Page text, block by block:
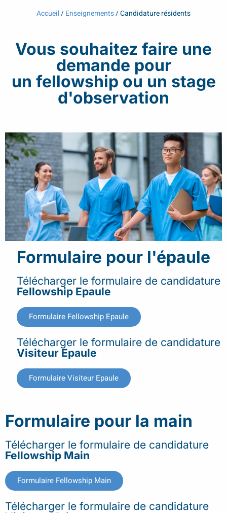
Accueil/Enseignements/Candidature résidents
Vous souhaitez faire une
demande pour
un fellowship ou un stage
d'observation
Formulaire pour l'épaule
Télécharger le formulaire de candidature
Fellowship Epaule
Formulaire Fellowship Epaule
Télécharger le formulaire de candidature
Visiteur Epaule
Formulaire Visiteur Epaule
Formulaire pour la main
Télécharger le formulaire de candidature
Fellowship Main
Formulaire Fellowship Main
Télécharger le formulaire de candidature